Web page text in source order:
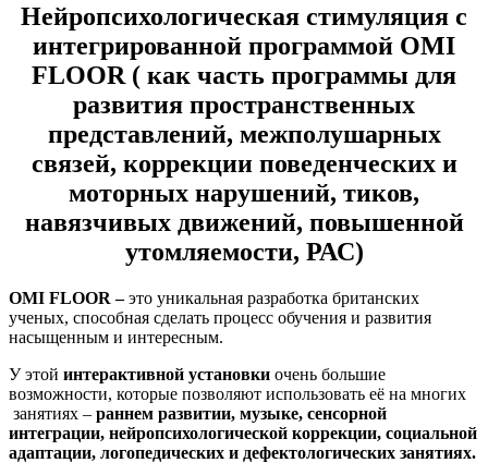
Нейропсихологическая стимуляция с
интегрированной программой OMI
FLOOR ( как часть программы для
развития пространственных
представлений, межполушарных
связей, коррекции поведенческих и
моторных нарушений, тиков,
навязчивых движений, повышенной
утомляемости, РАС)
OMI FLOOR –это уникальная разработка британских
ученых, способная сделать процесс обучения и развития
насыщенным и интересным.
У этой интерактивной установки очень большие
возможности, которые позволяют использовать её на многих
занятиях – раннем развитии, музыке, сенсорной
интеграции, нейропсихологической коррекции, социальной
адаптации, логопедических и дефектологических занятиях.